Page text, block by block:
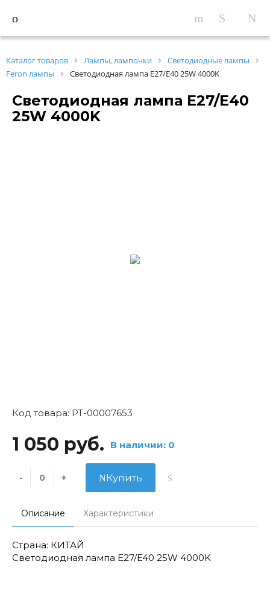
Каталог товаров Лампы, лампочки
Светодиодные лампы
Feron лампы
Светодиодная лампа Е27/E40 25W 4000K
Светодиодная лампа Е27/E40
25W 4000K
Код товара: РТ-00007653
1 050 руб. В наличии: 0
- + Купить
Описание Характеристики
Страна: КИТАЙ
Светодиодная лампа Е27/E40 25W 4000K